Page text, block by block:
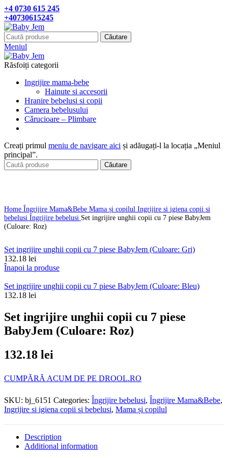
+4 0730 615 245
+40730615245
Căutare
Meniul
Răsfoiți categorii
Ingrijire mama-bebe
Hainute si accesorii
Hranire bebelusi si copii
Camera bebelusului
Cǎrucioare – Plimbare
Creați primul meniu de navigare aici și adăugați-l la locația „Meniul
principal”.
Căutare
Home Îngrijire Mama&Bebe Mama și copilul Ingrijire si igiena copii si
bebelusi Îngrijire bebelusi Set ingrijire unghii copii cu 7 piese BabyJem
(Culoare: Roz)
Set ingrijire unghii copii cu 7 piese BabyJem (Culoare: Gri)
132.18 lei
Înapoi la produse
Set ingrijire unghii copii cu 7 piese BabyJem (Culoare: Bleu)
132.18 lei
Set ingrijire unghii copii cu 7 piese
BabyJem (Culoare: Roz)
132.18 lei
CUMPĂRĂ ACUM DE PE DROOL.RO
SKU: bj_6151 Categories: Îngrijire bebelusi, Îngrijire Mama&Bebe,
Ingrijire si igiena copii si bebelusi, Mama și copilul
Description
Additional information